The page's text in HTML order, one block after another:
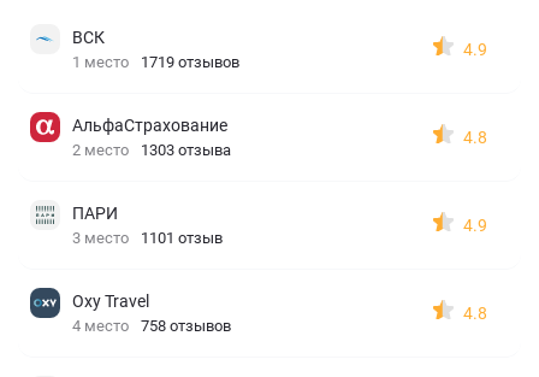
ВСК
1 место 1719 отзывов
4.9
АльфаСтрахование
2 место 1303 отзыва
4.8
ПАРИ
3 место 1101 отзыв
4.9
Oxy Travel
4 место 758 отзывов
4.8